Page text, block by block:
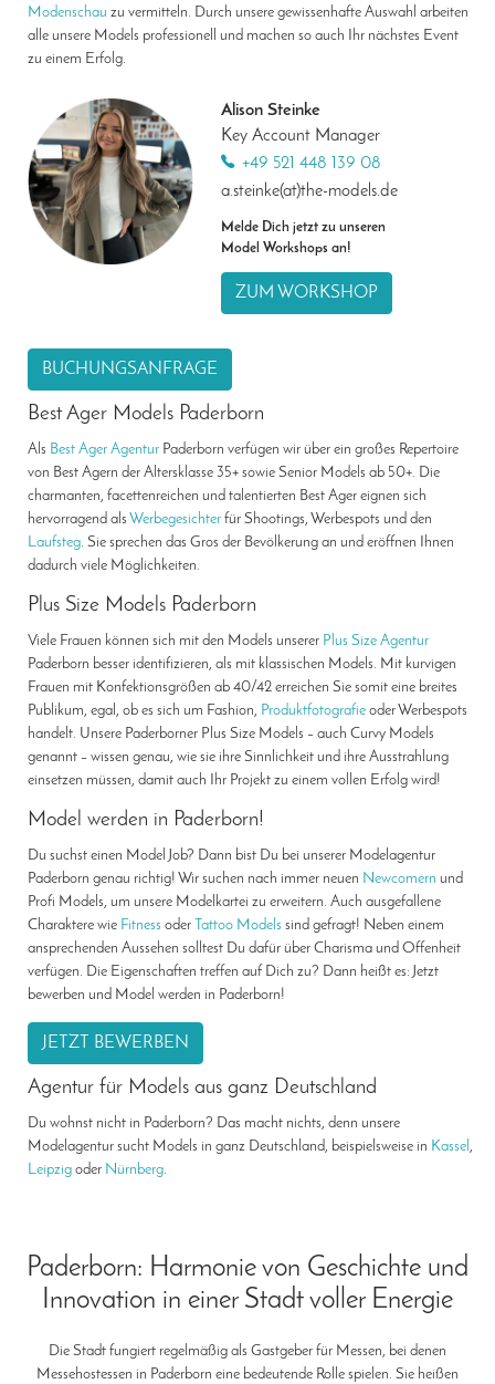
Modenschau zu vermitteln. Durch unsere gewissenhafte Auswahl arbeiten
alle unsere Models professionell und machen so auch Ihr nächstes Event
zu einem Erfolg.
Alison Steinke
Key Account Manager
+49 521 448 139 08
a.steinke(at)the-models.de
Melde Dich jetzt zu unseren
Model Workshops an!
ZUM WORKSHOP
BUCHUNGSANFRAGE
Best Ager Models Paderborn
Als Best Ager Agentur Paderborn verfügen wir über ein großes Repertoire
von Best Agern der Altersklasse 35+ sowie Senior Models ab 50+. Die
charmanten, facettenreichen und talentierten Best Ager eignen sich
hervorragend als Werbegesichter für Shootings, Werbespots und den
Laufsteg. Sie sprechen das Gros der Bevölkerung an und eröffnen Ihnen
dadurch viele Möglichkeiten.
Plus Size Models Paderborn
Viele Frauen können sich mit den Models unserer Plus Size Agentur
Paderborn besser identifizieren, als mit klassischen Models. Mit kurvigen
Frauen mit Konfektionsgrößen ab 40/42 erreichen Sie somit eine breites
Publikum, egal, ob es sich um Fashion, Produktfotografie oder Werbespots
handelt. Unsere Paderborner Plus Size Models – auch Curvy Models
genannt – wissen genau, wie sie ihre Sinnlichkeit und ihre Ausstrahlung
einsetzen müssen, damit auch Ihr Projekt zu einem vollen Erfolg wird!
Model werden in Paderborn!
Du suchst einen Model Job? Dann bist Du bei unserer Modelagentur
Paderborn genau richtig! Wir suchen nach immer neuen Newcomern und
Profi Models, um unsere Modelkartei zu erweitern. Auch ausgefallene
Charaktere wie Fitness oder Tattoo Models sind gefragt! Neben einem
ansprechenden Aussehen solltest Du dafür über Charisma und Offenheit
verfügen. Die Eigenschaften treffen auf Dich zu? Dann heißt es: Jetzt
bewerben und Model werden in Paderborn!
JETZT BEWERBEN
Agentur für Models aus ganz Deutschland
Du wohnst nicht in Paderborn? Das macht nichts, denn unsere
Modelagentur sucht Models in ganz Deutschland, beispielsweise in Kassel,
Leipzig oder Nürnberg.
Paderborn: Harmonie von Geschichte und
Innovation in einer Stadt voller Energie
Die Stadt fungiert regelmäßig als Gastgeber für Messen, bei denen
Messehostessen in Paderborn eine bedeutende Rolle spielen. Sie heißen